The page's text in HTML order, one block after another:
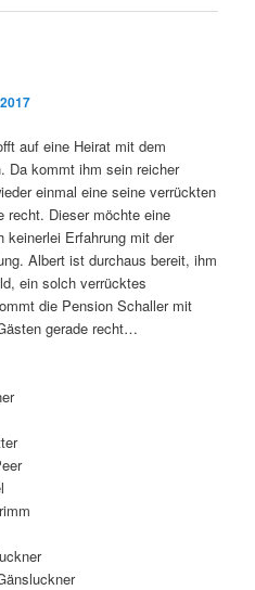
auf eine Heirat mit dem
Da kommt ihm sein reicher
einmal eine seine verrückten
recht. Dieser möchte eine
keinerlei Erfahrung mit der
Albert ist durchaus bereit, ihm
ein solch verrücktes
die Pension Schaller mit
gerade recht…